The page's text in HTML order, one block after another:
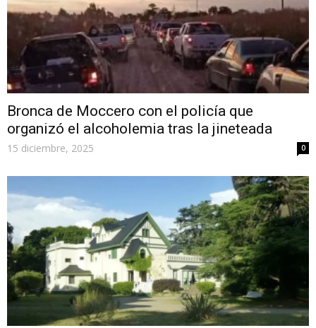
Bronca de Moccero con el policía que
organizó el alcoholemia tras la jineteada
15 diciembre, 2025 0